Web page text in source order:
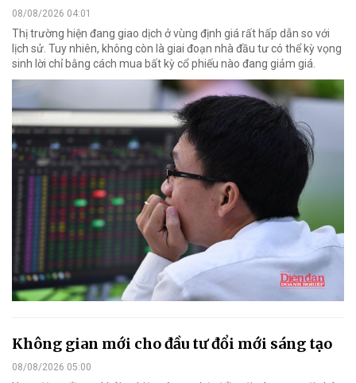
08/08/2026 04:01
Thị trường hiện đang giao dịch ở vùng định giá rất hấp dẫn so với
lịch sử. Tuy nhiên, không còn là giai đoạn nhà đầu tư có thể kỳ vọng
sinh lời chỉ bằng cách mua bất kỳ cổ phiếu nào đang giảm giá.
Không gian mới cho đầu tư đổi mới sáng tạo
08/08/2026 05:00